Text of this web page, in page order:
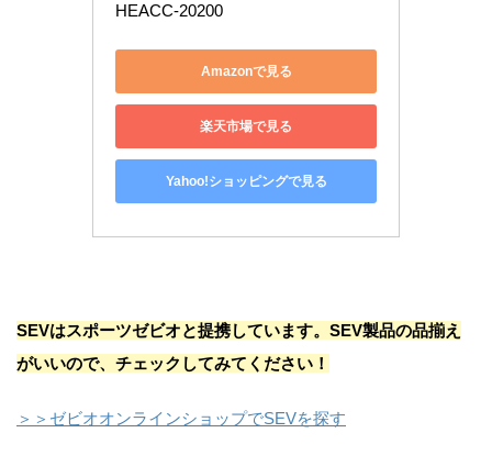
HEACC-20200
Amazonで見る
楽天市場で見る
Yahoo!ショッピングで見る
SEVはスポーツゼビオと提携しています。SEV製品の品揃え
がいいので、チェックしてみてください！
＞＞ゼビオオンラインショップでSEVを探す